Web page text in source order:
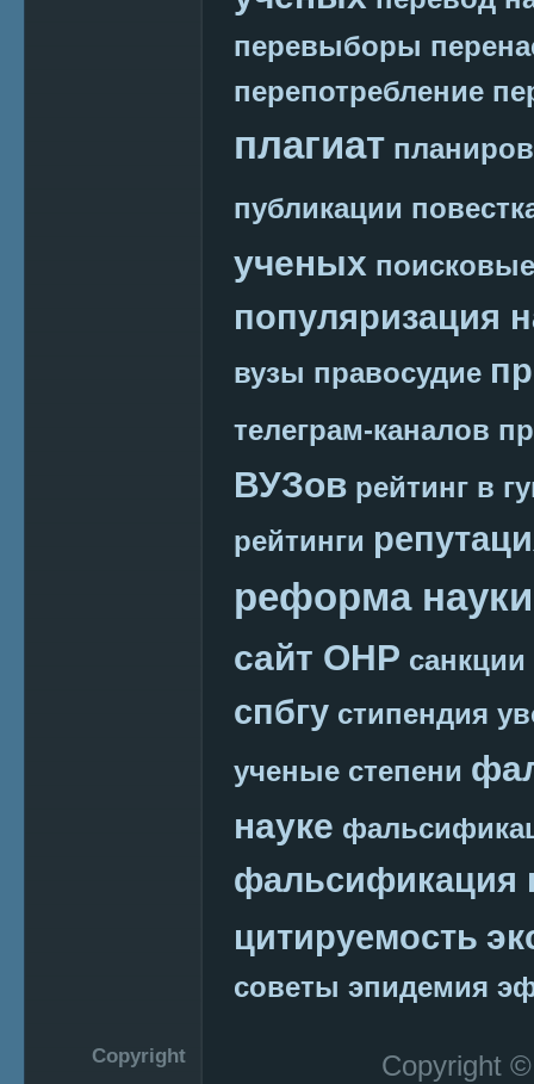
перевыборы
перепотребление
плагиат
публикации
ученых
популяризация
вузы правосудие
телеграм-каналов
ВУЗов рейтинг в
рейтинги
реформа науки
сайт ОНР санкции
спбгу стипендия
ученые степени
науке
фальсификация
цитируемость
советы эпидемия
Copyright
Copyright